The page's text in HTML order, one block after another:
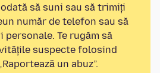
să suni sau să trimiți
număr de telefon sau să
Te rugăm să
suspecte folosind
un abuz”.